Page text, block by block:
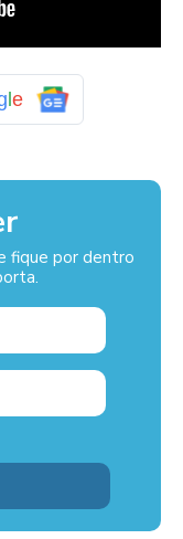
le
fique por dentro